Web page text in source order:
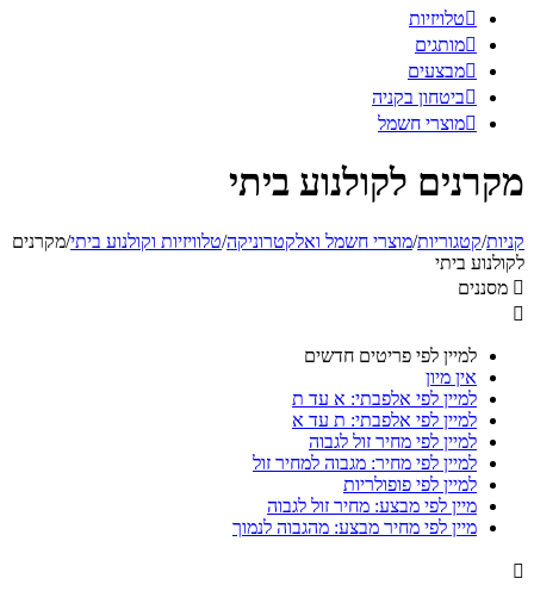
טלויזיות
מותגים
מבצעים
ביטחון בקניה
מוצרי חשמל
מקרנים לקולנוע ביתי
קניות/קטגוריות/מוצרי חשמל ואלקטרוניקה/טלוויזיות וקולנוע ביתי/מקרנים
לקולנוע ביתי
 מסננים

למיין לפי פריטים חדשים
אין מיון
למיין לפי אלפבתי: א עד ת
למיין לפי אלפבתי: ת עד א
למיין לפי מחיר זול לגבוה
למיין לפי מחיר: מגבוה למחיר זול
למיין לפי פופולריות
מיין לפי מבצע: מחיר זול לגבוה
מיין לפי מחיר מבצע: מהגבוה לנמוך
